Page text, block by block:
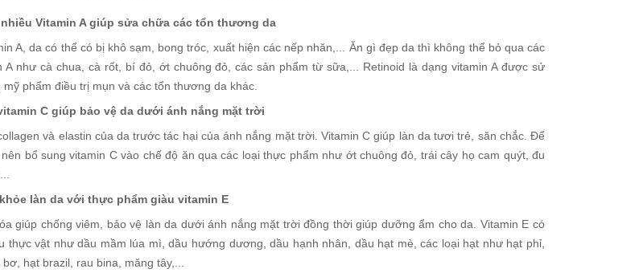
Vitamin A giúp sửa chữa các tổn thương da
A, da có thể có bị khô sạm, bong tróc, xuất hiện các nếp nhăn,... Ăn gì đẹp da thì không thể bỏ qua các
A như cà chua, cà rốt, bí đỏ, ớt chuông đỏ, các sản phẩm từ sữa,... Retinoid là dạng vitamin A được sử
phẩm điều trị mụn và các tổn thương da khác.
C giúp bảo vệ da dưới ánh nắng mặt trời
và elastin của da trước tác hại của ánh nắng mặt trời. Vitamin C giúp làn da tươi trẻ, săn chắc. Để
bổ sung vitamin C vào chế độ ăn qua các loại thực phẩm như ớt chuông đỏ, trái cây họ cam quýt, đu
làn da với thực phẩm giàu vitamin E
giúp chống viêm, bảo vệ làn da dưới ánh nắng mặt trời đồng thời giúp dưỡng ẩm cho da. Vitamin E có
thực vật như dầu mầm lúa mì, dầu hướng dương, dầu hạnh nhân, dầu hạt mè, các loại hạt như hạt phỉ,
hạt brazil, rau bina, măng tây,...